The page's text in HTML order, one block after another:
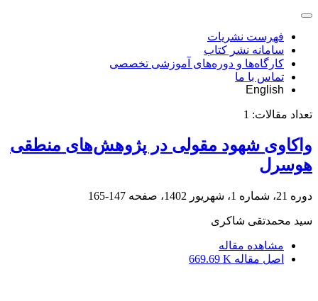
فهرست نشریات
سامانه نشر کتاب
کارگاه‌ها و دوره‌های آموزشی تخصصی
تماس با ما
English
تعداد مقالات: 1
واکاوی شهود مقولی در پژوهش‌های منطقی
هوسرل
دوره 21، شماره 1، شهریور 1402، صفحه 147-165
سید محمدتقی شاکری
مشاهده مقاله
اصل مقاله 669.69 K